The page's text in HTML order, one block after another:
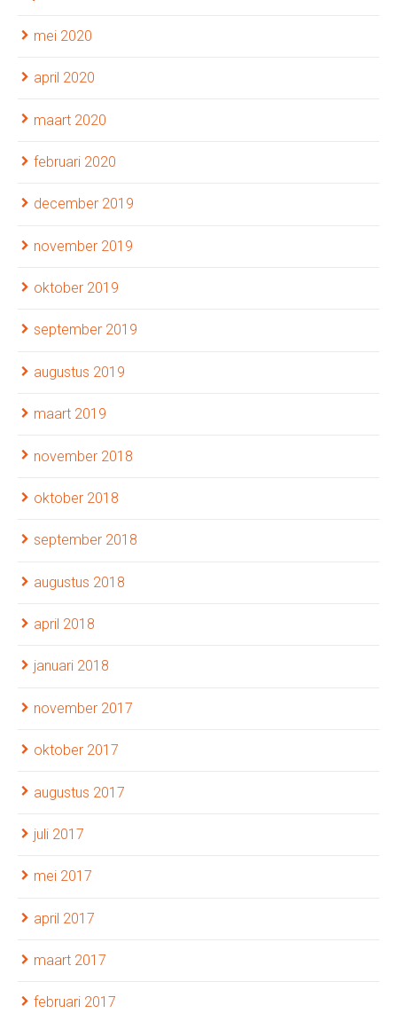
mei 2020
april 2020
maart 2020
februari 2020
december 2019
november 2019
oktober 2019
september 2019
augustus 2019
maart 2019
november 2018
oktober 2018
september 2018
augustus 2018
april 2018
januari 2018
november 2017
oktober 2017
augustus 2017
juli 2017
mei 2017
april 2017
maart 2017
februari 2017